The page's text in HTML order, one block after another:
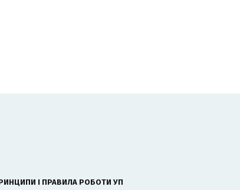
І ПРАВИЛА РОБОТИ УП